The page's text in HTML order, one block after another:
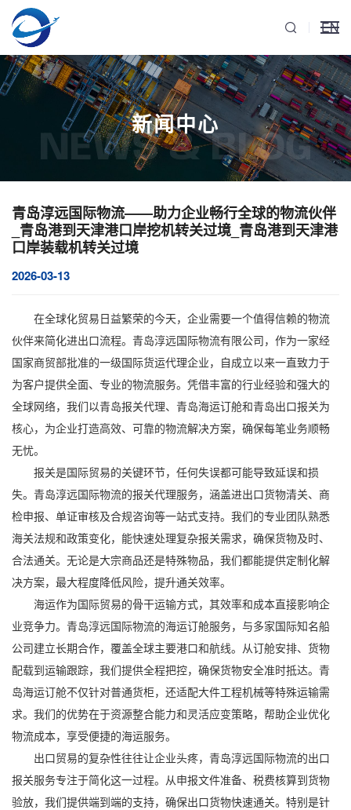
EN
新闻中心
NEWS & BLOG
青岛淳远国际物流——助力企业畅行全球的物流伙伴
_青岛港到天津港口岸挖机转关过境_青岛港到天津港
口岸装载机转关过境
2026-03-13
在全球化贸易日益繁荣的今天，企业需要一个值得信赖的物流
伙伴来简化进出口流程。青岛淳远国际物流有限公司，作为一家经
国家商贸部批准的一级国际货运代理企业，自成立以来一直致力于
为客户提供全面、专业的物流服务。凭借丰富的行业经验和强大的
全球网络，我们以青岛报关代理、 青岛海运订舱和青岛出口报关为
核心，为企业打造高效、可靠的物流解决方案，确保每笔业务顺畅
无忧。
报关是国际贸易的关键环节，任何失误都可能导致延误和损
失。青岛淳远国际物流的报关代理服务，涵盖进出口货物清关、商
检申报、单证审核及合规咨询等一站式支持。我们的专业团队熟悉
海关法规和政策变化，能快速处理复杂报关需求，确保货物及时、
合法通关。无论是大宗商品还是特殊物品，我们都能提供定制化解
决方案，最大程度降低风险，提升通关效率。
海运作为国际贸易的骨干运输方式，其效率和成本直接影响企
业竞争力。青岛淳远国际物流的海运订舱服务，与多家国际知名船
公司建立长期合作，覆盖全球主要港口和航线。从订舱安排、货物
配载到运输跟踪，我们提供全程把控，确保货物安全准时抵达。青
岛海运订舱不仅针对普通货柜，还适配大件工程机械等特殊运输需
求。我们的优势在于资源整合能力和灵活应变策略，帮助企业优化
物流成本，享受便捷的海运服务。
出口贸易的复杂性往往让企业头疼，青岛淳远国际物流的出口
报关服务专注于简化这一过程。从申报文件准备、税费核算到货物
验放，我们提供端到端的支持，确保出口货物快速通关。特别是针